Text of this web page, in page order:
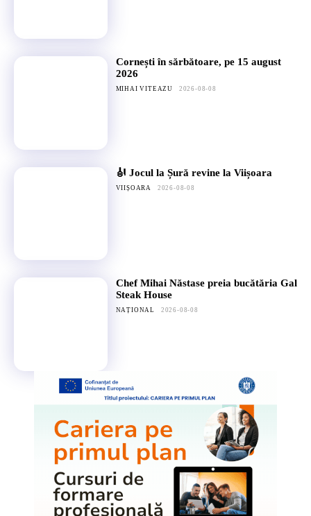
Cornești în sărbătoare, pe 15 august
2026
MIHAI VITEAZU 2026-08-08
🎻 Jocul la Șură revine la Viișoara
VIIȘOARA 2026-08-08
Chef Mihai Năstase preia bucătăria Gal
Steak House
NAȚIONAL 2026-08-08